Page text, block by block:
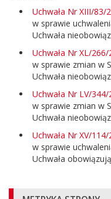
Uchwała Nr XIII/83/
w sprawie
Uchwała
Uchwała Nr XL/266/
w sprawie zmian w
Uchwała
Uchwała Nr LV/344/
w sprawie zmian w
Uchwała
Uchwała Nr XV/114/
w sprawie
Uchwała